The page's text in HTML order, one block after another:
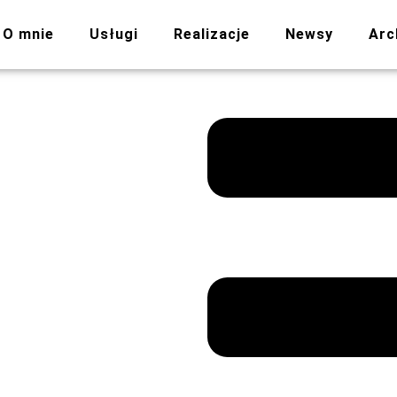
O mnie Usługi Realizacje Newsy